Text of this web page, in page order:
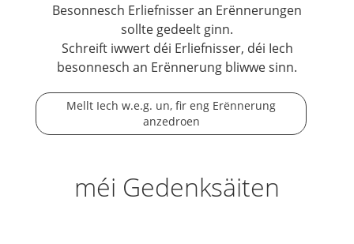
Besonnesch Erliefnisser an Erënnerungen
sollte gedeelt ginn.
Schreift iwwert déi Erliefnisser, déi Iech
besonnesch an Erënnerung bliwwe sinn.
Mellt Iech w.e.g. un, fir eng Erënnerung
anzedroen
méi Gedenksäiten